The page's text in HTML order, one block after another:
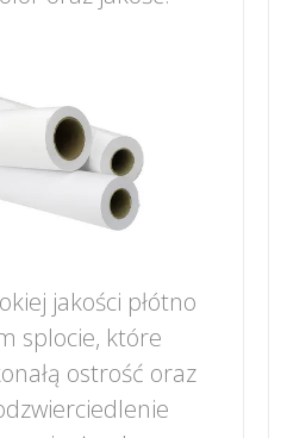
jakości płótno
splocie, które
ostrość oraz